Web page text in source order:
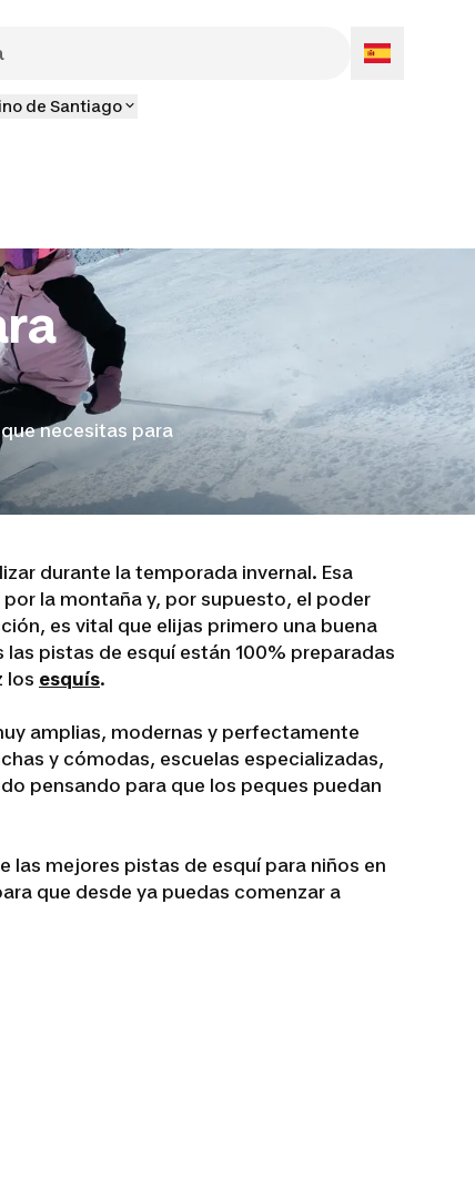
de Santiago
necesitas para
durante la temporada invernal. Esa
la montaña y, por supuesto, el poder
es vital que elijas primero una buena
pistas de esquí están 100% preparadas
los esquís.
amplias, modernas y perfectamente
y cómodas, escuelas especializadas,
pensando para que los peques puedan
las mejores pistas de esquí para niños en
que desde ya puedas comenzar a